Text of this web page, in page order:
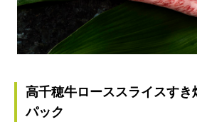
高千穂牛ローススライスす
パック